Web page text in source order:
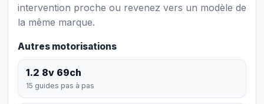
intervention proche ou revenez vers un modèle de
la même marque.
Autres motorisations
1.2 8v 69ch
15 guides pas à pas